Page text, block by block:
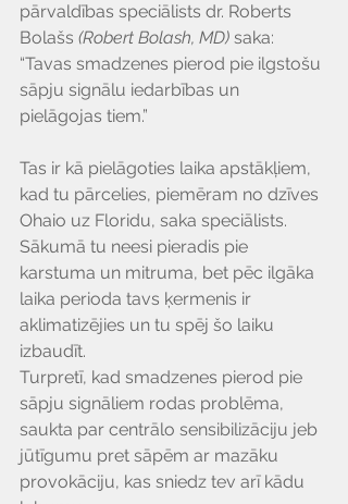
pārvaldības speciālists dr. Roberts
Bolašs (Robert Bolash, MD) saka:
“Tavas smadzenes pierod pie ilgstošu
sāpju signālu iedarbības un
pielāgojas tiem.”
Tas ir kā pielāgoties laika apstākļiem,
kad tu pārcelies, piemēram no dzīves
Ohaio uz Floridu, saka speciālists.
Sākumā tu neesi pieradis pie
karstuma un mitruma, bet pēc ilgāka
laika perioda tavs ķermenis ir
aklimatizējies un tu spēj šo laiku
izbaudīt.
Turpretī, kad smadzenes pierod pie
sāpju signāliem rodas problēma,
saukta par centrālo sensibilizāciju jeb
jūtīgumu pret sāpēm ar mazāku
provokāciju, kas sniedz tev arī kādu